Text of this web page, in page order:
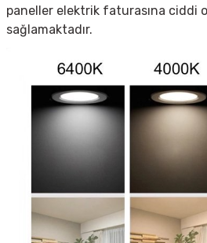
paneller elektrik faturasına ciddi
sağlamaktadır.